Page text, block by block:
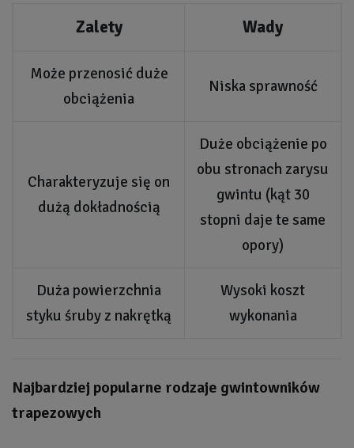
Zalety Wady
Może przenosić duże
obciążenia
Niska sprawność
Charakteryzuje się on
dużą dokładnością
Duże obciążenie po
obu stronach zarysu
gwintu (kąt 30
stopni daje te same
opory)
Duża powierzchnia
styku śruby z nakrętką
Wysoki koszt
wykonania
Najbardziej popularne rodzaje gwintowników
trapezowych